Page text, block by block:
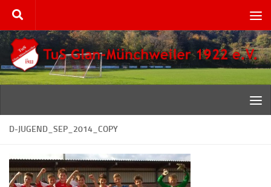
Zum Inhalt springen
D-JUGEND_SEP_2014_COPY